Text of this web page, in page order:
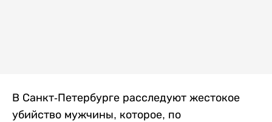
В Санкт-Петербурге расследуют жестокое
убийство мужчины, которое, по